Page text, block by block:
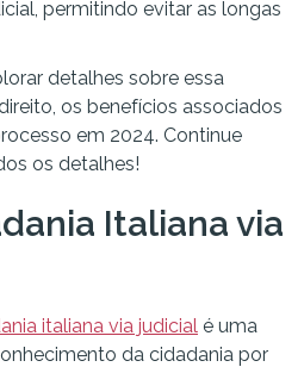
permitindo evitar as longas
detalhes sobre essa
os benefícios associados
em 2024. Continue
os detalhes!
Italiana via
italiana via judicial é uma
da cidadania por